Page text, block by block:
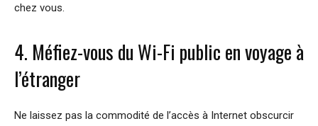
chez vous.
4. Méfiez-vous du Wi-Fi public en voyage à
l’étranger
Ne laissez pas la commodité de l’accès à Internet obscurcir